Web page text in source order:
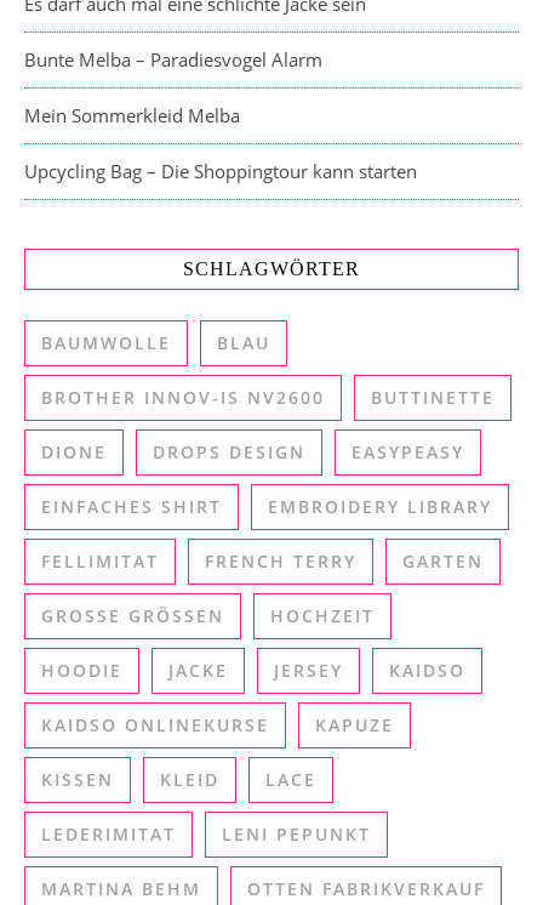
Bunte Melba – Paradiesvogel Alarm
Mein Sommerkleid Melba
Upcycling Bag – Die Shoppingtour kann starten
SCHLAGWÖRTER
BAUMWOLLE BLAU
BROTHER INNOV-IS NV2600 BUTTINETTE
DIONE DROPS DESIGN EASYPEASY
EINFACHES SHIRT EMBROIDERY LIBRARY
FELLIMITAT FRENCH TERRY GARTEN
GROSSE GRÖSSEN HOCHZEIT
HOODIE JACKE JERSEY KAIDSO
KAIDSO ONLINEKURSE KAPUZE
KISSEN KLEID LACE
LEDERIMITAT LENI PEPUNKT
MARTINA BEHM OTTEN FABRIKVERKAUF